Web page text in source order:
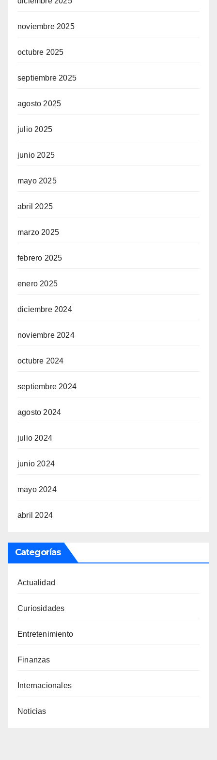
noviembre 2025
octubre 2025
septiembre 2025
agosto 2025
julio 2025
junio 2025
mayo 2025
abril 2025
marzo 2025
febrero 2025
enero 2025
diciembre 2024
noviembre 2024
octubre 2024
septiembre 2024
agosto 2024
julio 2024
junio 2024
mayo 2024
abril 2024
Categorías
Actualidad
Curiosidades
Entretenimiento
Finanzas
Internacionales
Noticias